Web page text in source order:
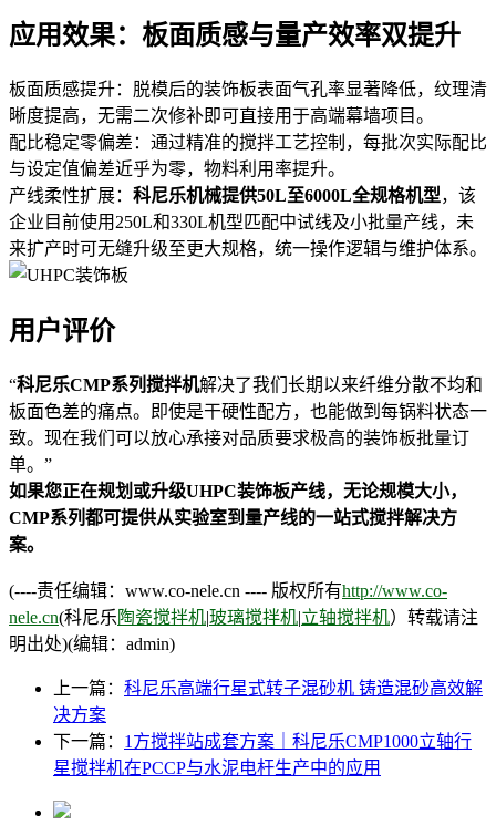
应用效果：板面质感与量产效率双提升
板面质感提升：脱模后的装饰板表面气孔率显著降低，纹理清
晰度提高，无需二次修补即可直接用于高端幕墙项目。
配比稳定零偏差：通过精准的搅拌工艺控制，每批次实际配比
与设定值偏差近乎为零，物料利用率提升。
产线柔性扩展： 科尼乐机械提供50L至6000L全规格机型，该
企业目前使用250L和330L机型匹配中试线及小批量产线，未
来扩产时可无缝升级至更大规格，统一操作逻辑与维护体系。
用户评价
“科尼乐CMP系列搅拌机解决了我们长期以来纤维分散不均和
板面色差的痛点。即使是干硬性配方，也能做到每锅料状态一
致。现在我们可以放心承接对品质要求极高的装饰板批量订
单。”
如果您正在规划或升级UHPC装饰板产线，无论规模大小，
CMP系列都可提供从实验室到量产线的一站式搅拌解决方
案。
(----责任编辑：www.co-nele.cn ---- 版权所有http://www.co-
nele.cn(科尼乐陶瓷搅拌机|玻璃搅拌机|立轴搅拌机）转载请注
明出处)(编辑：admin)
上一篇： 科尼乐高端行星式转子混砂机 铸造混砂高效解
决方案
下一篇： 1方搅拌站成套方案｜科尼乐CMP1000立轴行
星搅拌机在PCCP与水泥电杆生产中的应用